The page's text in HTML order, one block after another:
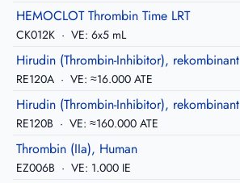
HEMOCLOT Thrombin Time LRT
CK012K · VE: 6x5 mL
Hirudin (Thrombin-Inhibitor), rekombinant
RE120A · VE: ≈16.000 ATE
Hirudin (Thrombin-Inhibitor), rekombinant
RE120B · VE: ≈160.000 ATE
Thrombin (IIa), Human
EZ006B · VE: 1.000 IE